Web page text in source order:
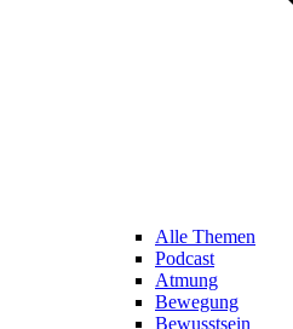
Alle Themen
Podcast
Atmung
Bewegung
Bewusstsein